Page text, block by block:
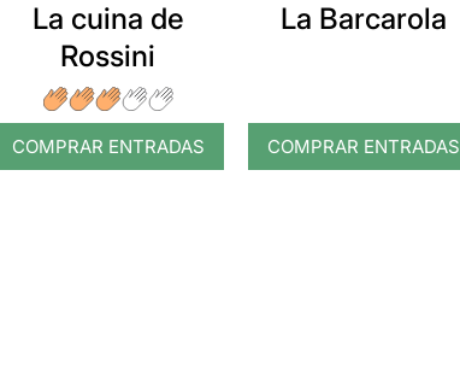
La cuina de
Rossini
COMPRAR ENTRADAS
La Barcarola
COMPRAR ENTRADAS